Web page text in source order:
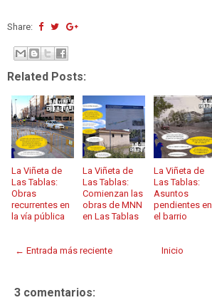
Share:
Related Posts:
La Viñeta de
Las Tablas:
Obras
recurrentes en
la vía pública
La Viñeta de
Las Tablas:
Comienzan las
obras de MNN
en Las Tablas
La Viñeta de
Las Tablas:
Asuntos
pendientes en
el barrio
← Entrada más reciente Inicio
3 comentarios: